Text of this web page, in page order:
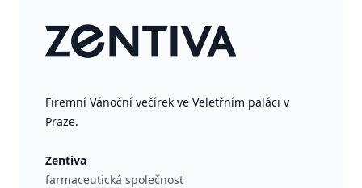
Firemní Vánoční večírek ve Veletřním paláci v
Praze.
Zentiva
farmaceutická společnost